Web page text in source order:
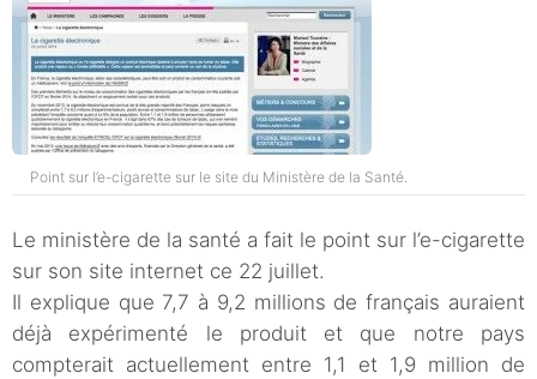
Point sur l’e-cigarette sur le site du Ministère de la Santé.
Le ministère de la santé a fait le point sur l’e-cigarette
sur son site internet ce 22 juillet.
Il explique que 7,7 à 9,2 millions de français auraient
déjà expérimenté le produit et que notre pays
compterait actuellement entre 1,1 et 1,9 million de